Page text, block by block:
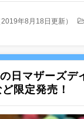
2019年8月18日更新）
日マザーズデ
限定発売！